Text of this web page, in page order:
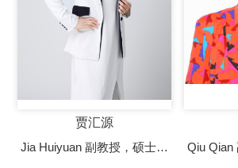
贾汇源
Jia Huiyuan 副教授，硕士生
Qiu Qian 副教授 企业管理系